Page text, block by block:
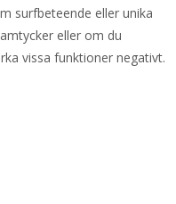
surfbeteende eller unika
eller om du
vissa funktioner negativt.